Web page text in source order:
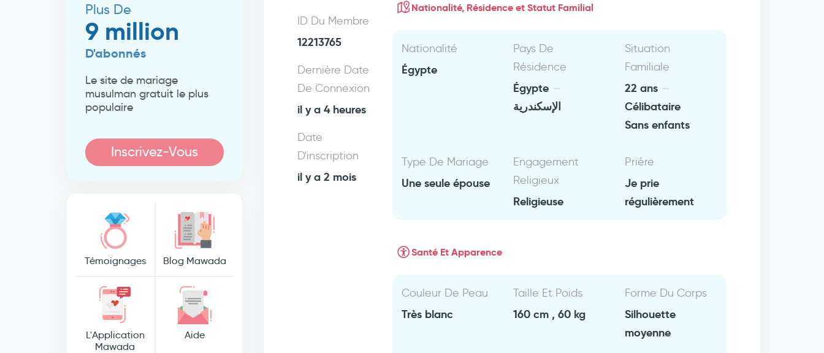
Plus De
9 million
D'abonnés
Le site de mariage
musulman gratuit le plus
populaire
Inscrivez-Vous
Témoignages Blog Mawada
L'Application
Mawada
Aide
ID Du Membre
12213765
Dernière Date
De Connexion
il y a 4 heures
Date
D'inscription
il y a 2 mois
Nationalité, Résidence et Statut Familial
Nationalité
Égypte
Pays De
Résidence
Égypte
الإسكندرية
Situation
Familiale
22 ans
Célibataire
Sans enfants
Type De Mariage
Une seule épouse
Engagement
Religieux
Religieuse
Prière
Je prie
régulièrement
Santé Et Apparence
Couleur De Peau
Très blanc
Taille Et Poids
160 cm , 60 kg
Forme Du Corps
Silhouette
moyenne